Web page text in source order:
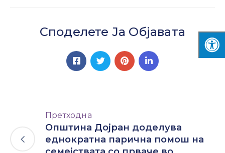
Споделете Ја Објавата
Претходна
Општина Дојран доделува
еднократна парична помош на